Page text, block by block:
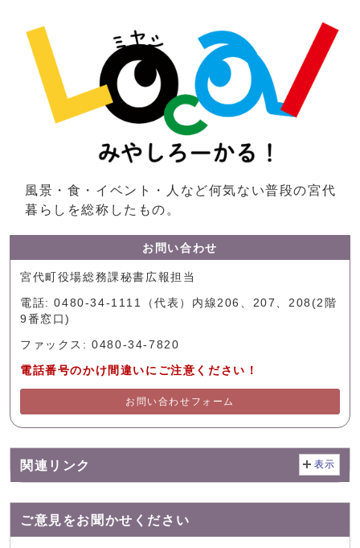
風景・食・イベント・人など何気ない普段の宮代
暮らしを総称したもの。
お問い合わせ
宮代町役場総務課秘書広報担当
電話: 0480-34-1111（代表）内線206、207、208(2階
9番窓口)
ファックス: 0480-34-7820
電話番号のかけ間違いにご注意ください！
お問い合わせフォーム
関連リンク 表示
ご意見をお聞かせください